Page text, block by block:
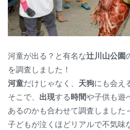
河童が出る？と有名な辻川山公園
を調査しました！
河童だけじゃなく、 天狗にも会え
そこで、 出現する時間や子供も遊
あるのかも合わせて調査しました
子どもが泣くほどリアルで不気味